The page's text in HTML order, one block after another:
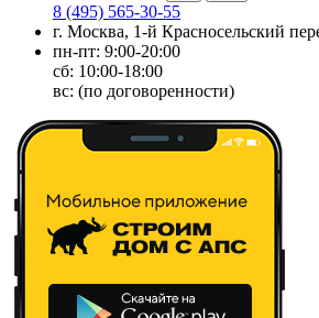
8 (495) 565-30-55
г. Москва, 1-й Красносельский
пн-пт: 9:00-20:00
сб: 10:00-18:00
вс: (по договоренности)